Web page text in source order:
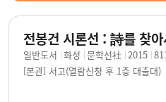
일반도서 화성 문학선社 2015
[본관] 서고(열람신청 후 1층 대출대)